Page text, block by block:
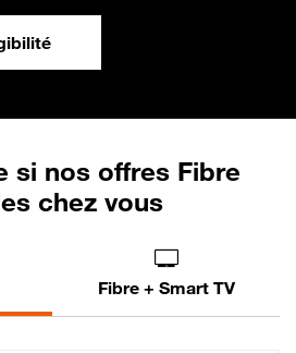
si nos offres Fibre
chez vous
Fibre + Smart TV